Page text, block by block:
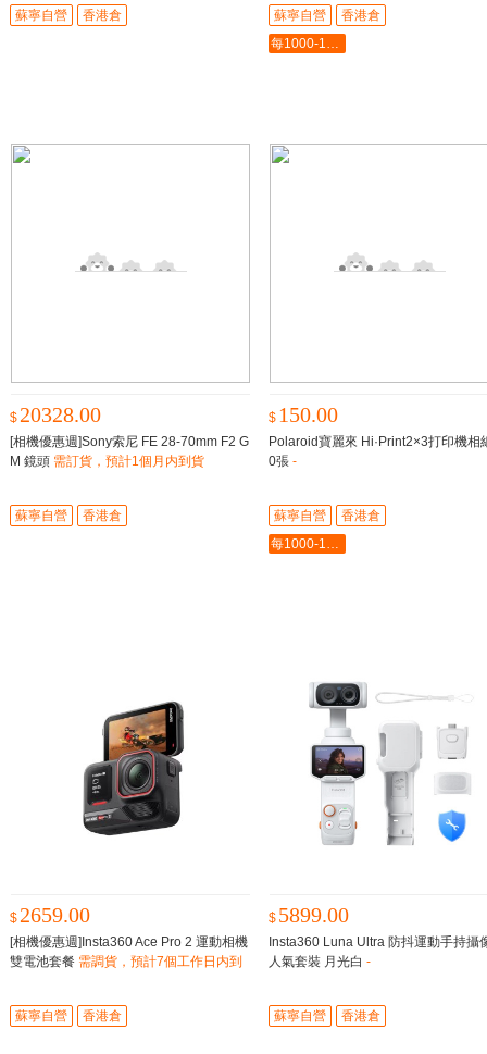
蘇寧自營 香港倉 蘇寧自營
香港倉
每1000-100最多-5000
$ 20328.00
[相機優惠週]Sony索尼 FE 28-70mm F2 G
M 鏡頭 需訂貨，預計1個月内到貨
蘇寧自營 香港倉
$ 150.00
Polaroid寶麗來 Hi·Print2×3打印機相
0張 -
蘇寧自營
香港倉
每1000-100最多-5000
$ 2659.00
[相機優惠週]Insta360 Ace Pro 2 運動相機
雙電池套餐 需調貨，預計7個工作日内到
蘇寧自營 香港倉
$ 5899.00
Insta360 Luna Ultra 防抖運動手持攝
人氣套裝 月光白 -
蘇寧自營 香港倉